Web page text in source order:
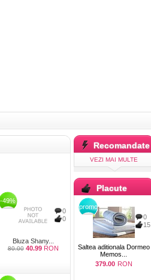
-49%
0
0
Bluza Shany...
80.00 40.99 RON
Recomandate
VEZI MAI MULTE
Placute
promo
0
15
Saltea aditionala Dormeo
Memos...
379.00 RON